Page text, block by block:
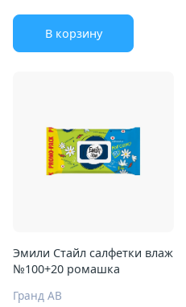
В корзину
Эмили Стайл салфетки влаж
№100+20 ромашка
Гранд АВ